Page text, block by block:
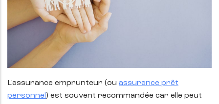
L'assurance emprunteur (ou assurance prêt
personnel ) est souvent recommandée car elle peut